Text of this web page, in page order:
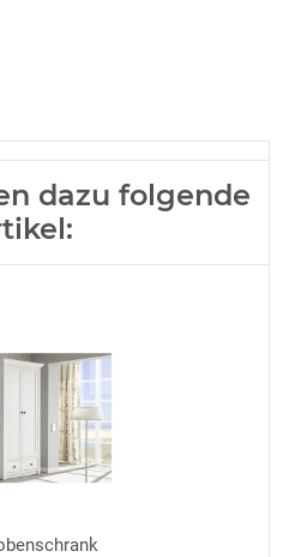
dazu folgende